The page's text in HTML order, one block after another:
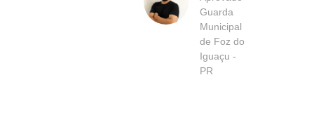
Guarda
Municipal
de Foz do
Iguaçu -
PR